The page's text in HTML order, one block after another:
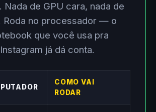
. Nada de GPU cara, nada de
Roda no processador — o
que você usa pra
já dá conta.
COMO VAI
RODAR